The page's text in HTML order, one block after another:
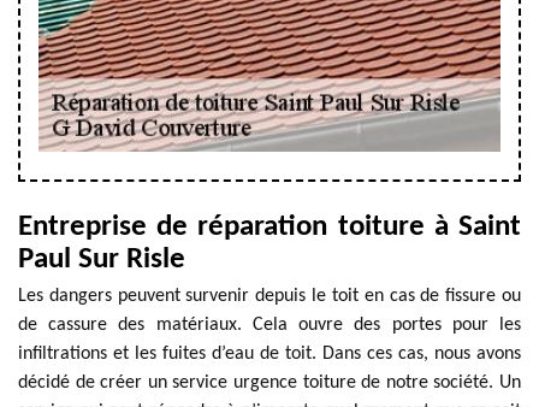
Entreprise de réparation toiture à Saint
Paul Sur Risle
Les dangers peuvent survenir depuis le toit en cas de fissure ou
de cassure des matériaux. Cela ouvre des portes pour les
infiltrations et les fuites d’eau de toit. Dans ces cas, nous avons
décidé de créer un service urgence toiture de notre société. Un